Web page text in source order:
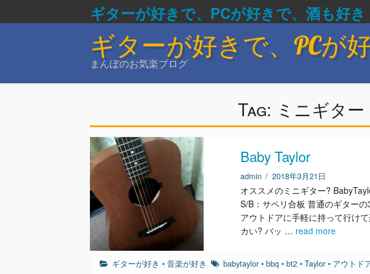
ギターが好きで、PCが好きで、酒も好き
ギターが好きで、PCが
まんぼのお気楽ブログ
Tag: ミニギター
Baby Taylor
admin / 2018年3月21日
オススメのミニギター?
S/B：サペリ合板 普通のギター
アウトドアに手軽に持って行け
カい? バッ … read more
ギターが好き •音楽が好き babytaylor•bbq •bt2 •Taylor• アウトド